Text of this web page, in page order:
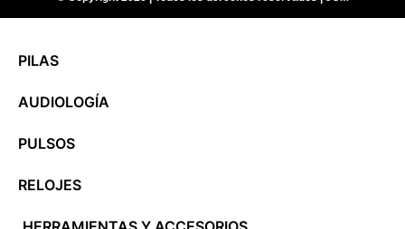
PILAS
AUDIOLOGÍA
PULSOS
RELOJES